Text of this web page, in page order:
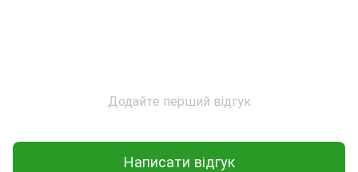
Додайте перший відгук
Написати відгук